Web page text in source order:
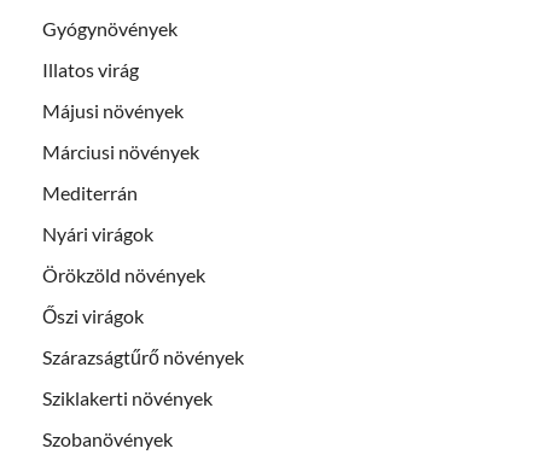
Gyógynövények
Illatos virág
Májusi növények
Márciusi növények
Mediterrán
Nyári virágok
Örökzöld növények
Őszi virágok
Szárazságtűrő növények
Sziklakerti növények
Szobanövények